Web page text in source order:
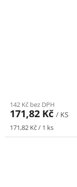
142 Kč bez DPH
171,82 Kč / KS
Měrná
cena:
171,82 Kč / 1 ks